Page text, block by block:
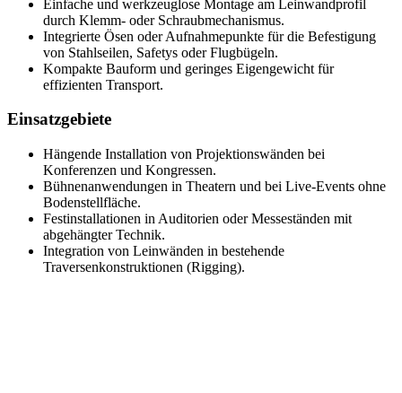
Einfache und werkzeuglose Montage am Leinwandprofil
durch Klemm- oder Schraubmechanismus.
Integrierte Ösen oder Aufnahmepunkte für die Befestigung
von Stahlseilen, Safetys oder Flugbügeln.
Kompakte Bauform und geringes Eigengewicht für
effizienten Transport.
Einsatzgebiete
Hängende Installation von Projektionswänden bei
Konferenzen und Kongressen.
Bühnenanwendungen in Theatern und bei Live-Events ohne
Bodenstellfläche.
Festinstallationen in Auditorien oder Messeständen mit
abgehängter Technik.
Integration von Leinwänden in bestehende
Traversenkonstruktionen (Rigging).